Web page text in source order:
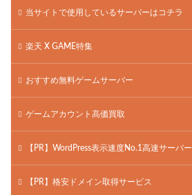
当サイトで使用しているサーバーはコチラ
楽天 X GAME特集
おすすめ無料ゲームサーバー
ゲームアカウント高価買取
【PR】WordPress表示速度No.1高速サーバー
【PR】格安ドメイン取得サービス